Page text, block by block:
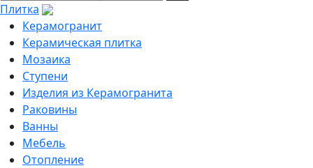
Плитка
Керамогранит
Керамическая плитка
Мозаика
Ступени
Изделия из Керамогранита
Раковины
Ванны
Мебель
Отопление